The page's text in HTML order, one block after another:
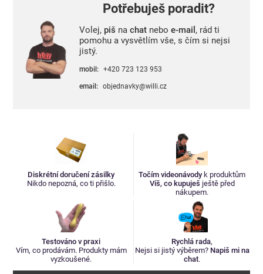
Potřebuješ poradit?
Volej, piš na chatnebo e-mail , rád ti
pomohu a vysvětlím vše, s čím si nejsi
jistý.
mobil: +420 723 123 953
email: objednavky@willi.cz
Diskrétní doručení zásilky
Nikdo nepozná, co ti přišlo.
Točím videonávody k produktům
Víš, co kupuješ ještě před
nákupem.
Testováno v praxi
Vím, co prodávám. Produkty mám
vyzkoušené.
Rychlá rada,
Nejsi si jistý výběrem? Napiš mi na
chat.